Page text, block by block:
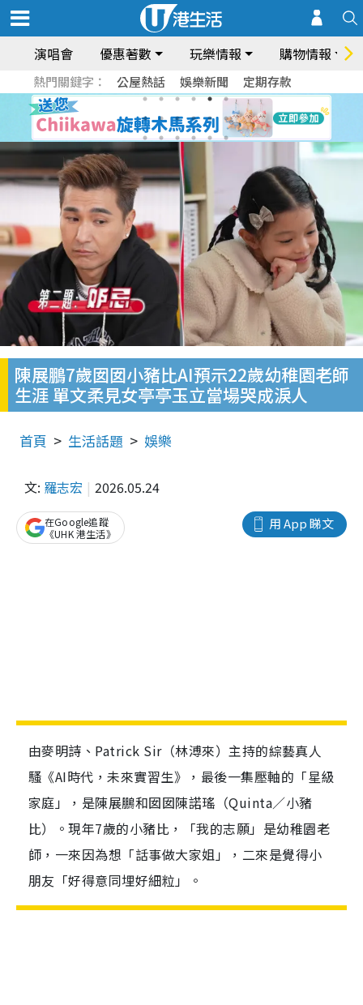
演唱會 優惠著數 玩樂情報 購物情報
熱門關鍵字： 公屋熱話 娛樂新聞 定期存款
陳展鵬7歲囡囡小豬比AI預示22歲幼稚園老師
生涯 單文柔見女亭亭玉立當場哭成淚人
首頁 生活話題 娛樂
文: 羅志宏 2026.05.24
用 App 睇文
在Google追蹤
《UHK 港生活》
由麥明詩、Patrick Sir（林溥來）主持的綜藝真人
騷《AI時代，未來實習生》，最後一集壓軸的「星級
家庭」，是陳展鵬和囡囡陳諾瑤（Quinta／小豬
比）。現年7歲的小豬比，「我的志願」是幼稚園老
師，一來因為想「話事做大家姐」，二來是覺得小
朋友「好得意同埋好細粒」。